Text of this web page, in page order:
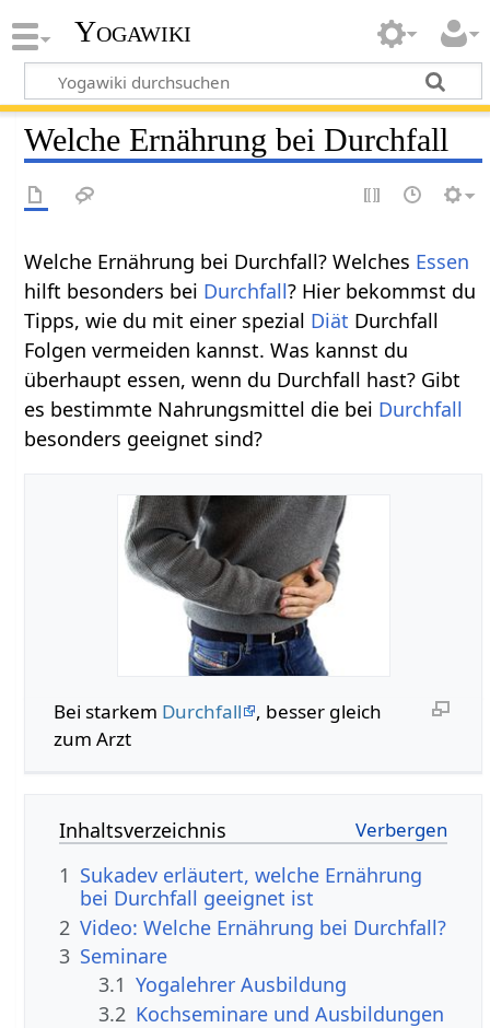
Yogawiki
Welche Ernährung bei Durchfall
Welche Ernährung bei Durchfall? Welches Essen
hilft besonders bei Durchfall? Hier bekommst du
Tipps, wie du mit einer spezial Diät Durchfall
Folgen vermeiden kannst. Was kannst du
überhaupt essen, wenn du Durchfall hast? Gibt
es bestimmte Nahrungsmittel die bei Durchfall
besonders geeignet sind?
Bei starkem Durchfall
, besser gleich
zum Arzt
Inhaltsverzeichnis
1 Sukadev erläutert, welche Ernährung
bei Durchfall geeignet ist
2 Video: Welche Ernährung bei Durchfall?
3 Seminare
3.1 Yogalehrer Ausbildung
3.2 Kochseminare und Ausbildungen